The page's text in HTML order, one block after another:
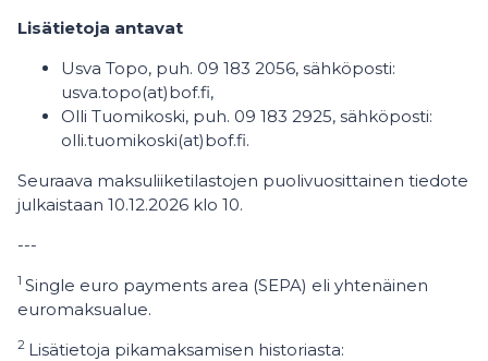
Lisätietoja antavat
Usva Topo, puh. 09 183 2056, sähköposti:
usva.topo(at)bof.fi,
Olli Tuomikoski, puh. 09 183 2925, sähköposti:
olli.tuomikoski(at)bof.fi.
Seuraava maksuliiketilastojen puolivuosittainen tiedote
julkaistaan 10.12.2026 klo 10.
---
1 Single euro payments area (SEPA) eli yhtenäinen
euromaksualue.
2 Lisätietoja pikamaksamisen historiasta: